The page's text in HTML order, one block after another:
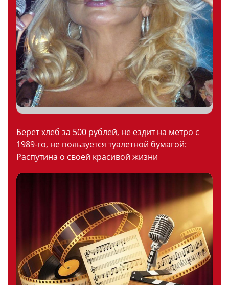
Берет хлеб за 500 рублей, не ездит на метро с
1989-го, не пользуется туалетной бумагой:
Распутина о своей красивой жизни